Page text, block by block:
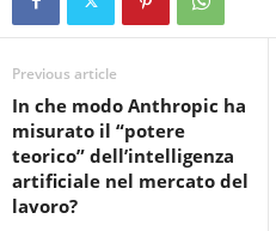
Previous article
In che modo Anthropic ha
misurato il “potere
teorico” dell’intelligenza
artificiale nel mercato del
lavoro?